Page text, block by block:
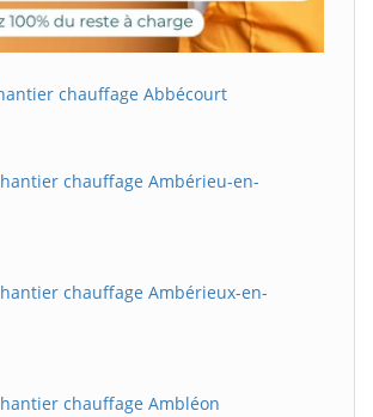
chauffage Abbécourt
chauffage Ambérieu-en-
chauffage Ambérieux-en-
chauffage Ambléon